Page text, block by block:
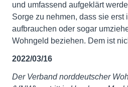
und umfassend aufgeklärt
Sorge zu nehmen, dass sie erst
aufbrauchen oder sogar
Wohngeld beziehen. Dem ist
2022/03/16
Der Verband norddeutscher